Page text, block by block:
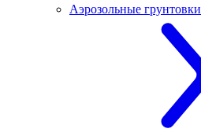
Аэрозольные грунтовки